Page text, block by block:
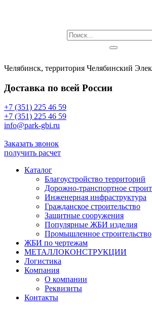
Челябинск, территория Челябинский
Доставка по всей России
+7 (351) 225 46 59
+7 (351) 225 46 59
info@park-gbi.ru
Заказать звонок
получить расчет
Каталог
Благоустройство территорий
Дорожно-транспортное
Инженерная инфраструктура
Гражданское строительство
Защитные сооружения
Популярные ЖБИ изделия
Промышленное строительство
ЖБИ по чертежам
МЕТАЛЛОКОНСТРУКЦИИ
Логистика
Компания
О компании
Реквизиты
Контакты